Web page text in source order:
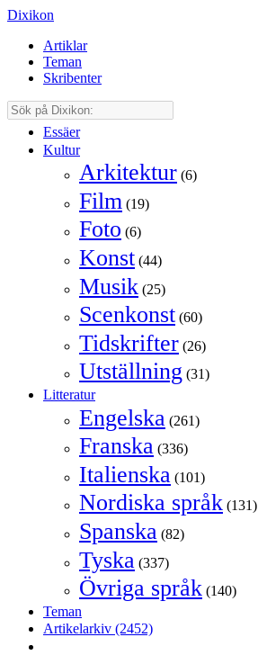
Dixikon
Artiklar
Teman
Skribenter
Essäer
Kultur
Arkitektur (6)
Film (19)
Foto (6)
Konst (44)
Musik (25)
Scenkonst (60)
Tidskrifter (26)
Utställning (31)
Litteratur
Engelska (261)
Franska (336)
Italienska (101)
Nordiska språk (131)
Spanska (82)
Tyska (337)
Övriga språk (140)
Teman
Artikelarkiv (2452)